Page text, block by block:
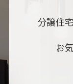
分譲住
お